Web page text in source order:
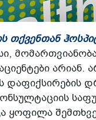
თქვენთან
არიან.
დაფიქსირების
ყოფილა